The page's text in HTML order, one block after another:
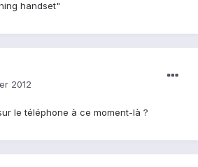
handset"
2012
le téléphone à ce moment-là ?